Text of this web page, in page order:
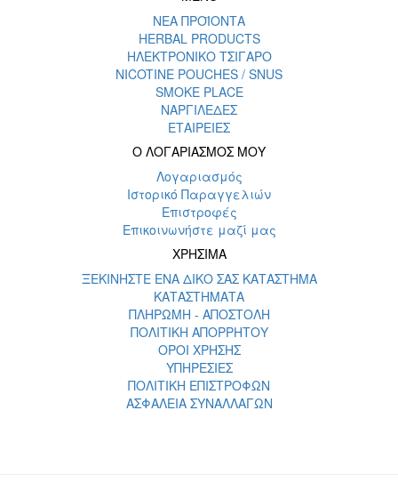
ΝΕΑ ΠΡΟΪΟΝΤΑ
HERBAL PRODUCTS
ΗΛΕΚΤΡΟΝΙΚΟ ΤΣΙΓΑΡΟ
NICOTINE POUCHES / SNUS
SMOKE PLACE
ΝΑΡΓΙΛΕΔΕΣ
ΕΤΑΙΡΕΙΕΣ
Ο ΛΟΓΑΡΙΑΣΜΟΣ ΜΟΥ
Λογαριασμός
Ιστορικό Παραγγελιών
Επιστροφές
Επικοινωνήστε μαζί μας
ΧΡΗΣΙΜΑ
ΞΕΚΙΝΗΣΤΕ ΕΝΑ ΔΙΚΟ ΣΑΣ ΚΑΤΑΣΤΗΜΑ
ΚΑΤΑΣΤΗΜΑΤΑ
ΠΛΗΡΩΜΗ - ΑΠΟΣΤΟΛΗ
ΠΟΛΙΤΙΚΗ ΑΠΟΡΡΗΤΟΥ
ΟΡΟΙ ΧΡΗΣΗΣ
ΥΠΗΡΕΣΙΕΣ
ΠΟΛΙΤΙΚΗ ΕΠΙΣΤΡΟΦΩΝ
ΑΣΦΑΛΕΙΑ ΣΥΝΑΛΛΑΓΩΝ